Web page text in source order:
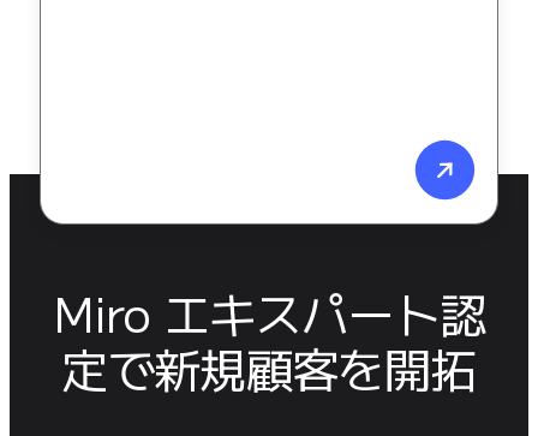
Miro エキスパート認
定で新規顧客を開拓